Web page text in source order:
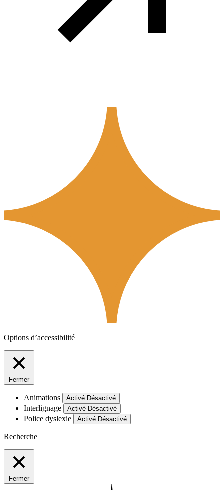
Options d’accessibilité
Fermer
Animations Activé Désactivé
Interlignage Activé Désactivé
Police dyslexie Activé Désactivé
Recherche
Fermer